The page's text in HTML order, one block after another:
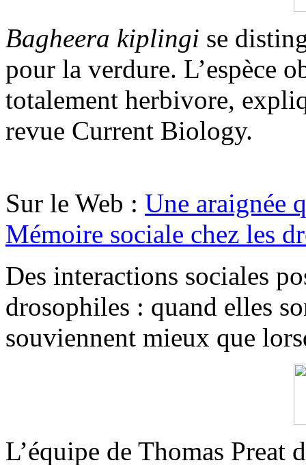
Bagheera kiplingi se
pour la verdure. L’espèce
totalement herbivore,
revue Current Biology.
Sur le Web : Une araignée
Mémoire sociale chez les
Des interactions sociales
drosophiles : quand elles
souviennent mieux que
L’équipe de Thomas